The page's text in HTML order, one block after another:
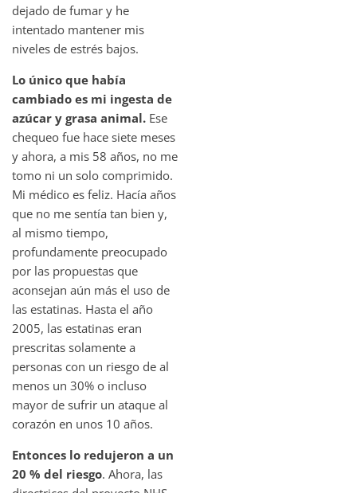
dejado de fumar y he
intentado mantener mis
niveles de estrés bajos.
Lo único que había
cambiado es mi ingesta de
azúcar y grasa animal. Ese
chequeo fue hace siete meses
y ahora, a mis 58 años, no me
tomo ni un solo comprimido.
Mi médico es feliz. Hacía años
que no me sentía tan bien y,
al mismo tiempo,
profundamente preocupado
por las propuestas que
aconsejan aún más el uso de
las estatinas. Hasta el año
2005, las estatinas eran
prescritas solamente a
personas con un riesgo de al
menos un 30% o incluso
mayor de sufrir un ataque al
corazón en unos 10 años.
Entonces lo redujeron a un
20 % del riesgo. Ahora, las